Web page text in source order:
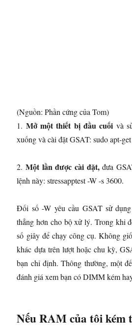
(Nguồn: Phần cứng của Tom)
1. Mở một thiết bị đầu cuối và
xuống và cài đặt GSAT: sudo apt-
2.Một lần được cài đặt,đưa
lệnh này: stressapptest -W -s 3600.
Đối số -W yêu cầu GSAT sử
thẳng hơn cho bộ xử lý. Trong khi
số giây để chạy công cụ. Không
khác dựa trên lượt hoặc chu kỳ,
bạn chỉ định. Thông thường, một
đánh giá xem bạn có DIMM kém
Nếu RAM của tôi kém